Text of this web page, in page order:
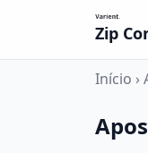
Zip
Início ›